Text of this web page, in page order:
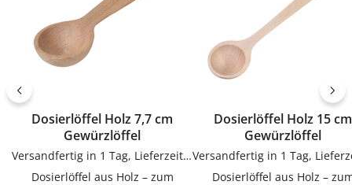
Dosierlöffel Holz 7,7 cm
Gewürzlöffel
Versandfertig in 1 Tag, Lieferzeit 1-3 Tage
Dosierlöffel aus Holz – zum
Dosierlöffel Holz 15 cm
Gewürzlöffel
Dosierlöffel aus Holz – zum